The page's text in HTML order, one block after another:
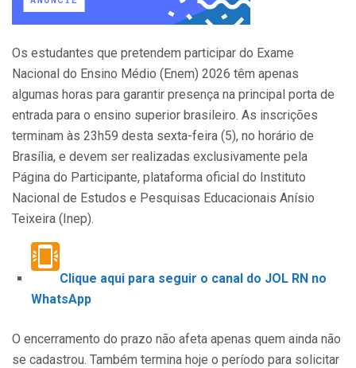
Os estudantes que pretendem participar do Exame
Nacional do Ensino Médio (Enem) 2026 têm apenas
algumas horas para garantir presença na principal porta de
entrada para o ensino superior brasileiro. As inscrições
terminam às 23h59 desta sexta-feira (5), no horário de
Brasília, e devem ser realizadas exclusivamente pela
Página do Participante, plataforma oficial do Instituto
Nacional de Estudos e Pesquisas Educacionais Anísio
Teixeira (Inep).
Clique aqui para seguir o canal do JOL RN no
WhatsApp
O encerramento do prazo não afeta apenas quem ainda não
se cadastrou. Também termina hoje o período para solicitar